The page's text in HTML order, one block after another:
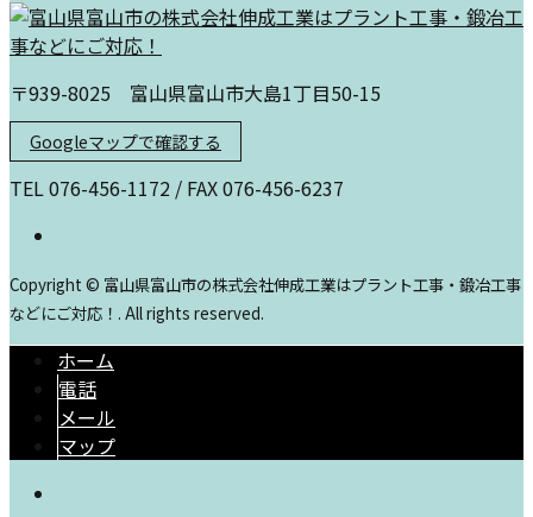
〒939-8025 富山県富山市大島1丁目50-15
Googleマップで確認する
TEL 076-456-1172 / FAX 076-456-6237
Copyright © 富山県富山市の株式会社伸成工業はプラント工事・鍛冶工事
などにご対応！. All rights reserved.
ホーム
電話
メール
マップ